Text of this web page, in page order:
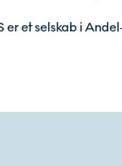
er et selskab i